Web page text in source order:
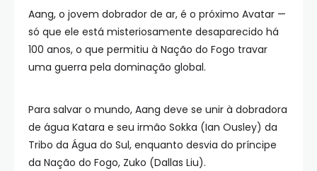
Aang, o jovem dobrador de ar, é o próximo Avatar —
só que ele está misteriosamente desaparecido há
100 anos, o que permitiu à Nação do Fogo travar
uma guerra pela dominação global.
Para salvar o mundo, Aang deve se unir à dobradora
de água Katara e seu irmão Sokka (Ian Ousley) da
Tribo da Água do Sul, enquanto desvia do príncipe
da Nação do Fogo, Zuko (Dallas Liu).